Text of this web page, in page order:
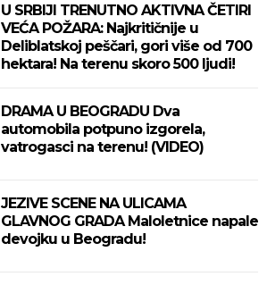
U SRBIJI TRENUTNO AKTIVNA ČETIRI
VEĆA POŽARA: Najkritičnije u
Deliblatskoj peščari, gori više od 700
hektara! Na terenu skoro 500 ljudi!
DRAMA U BEOGRADU Dva
automobila potpuno izgorela,
vatrogasci na terenu! (VIDEO)
JEZIVE SCENE NA ULICAMA
GLAVNOG GRADA Maloletnice napale
devojku u Beogradu!